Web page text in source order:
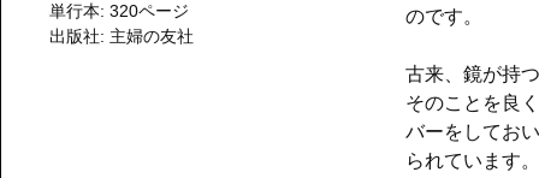
単行本: 320ページ
出版社: 主婦の友社
のです。
古来、鏡が持
そのことを良
バーをしてお
られています